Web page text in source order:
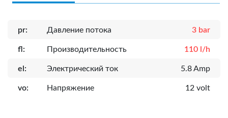
pr: Давление потока 3 bar
fl: Производительность 110 l/h
el: Электрический ток 5.8 Amp
vo: Напряжение 12 volt